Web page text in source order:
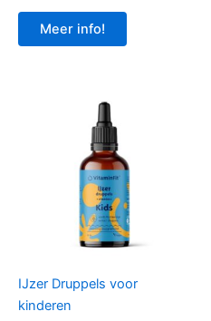
Meer info!
IJzer Druppels voor
kinderen